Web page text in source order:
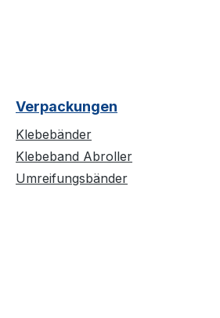
Verpackungen
Klebebänder
Klebeband Abroller
Umreifungsbänder